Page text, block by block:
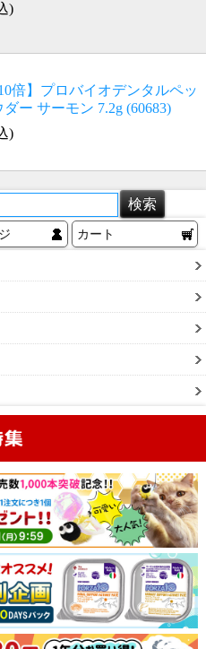
)
倍】プロバイオデンタルペッ
ダー サーモン 7.2g (60683)
)
カート